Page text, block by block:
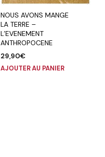
NOUS AVONS MANGE
LA TERRE –
L’EVENEMENT
ANTHROPOCENE
29,90€
AJOUTER AU PANIER